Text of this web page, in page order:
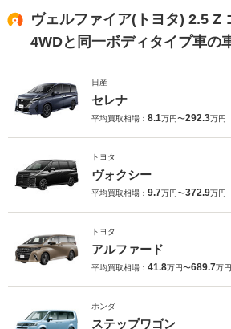
ヴェルファイア(トヨタ) 2.5 Z
4WDと同一ボディタイプ車の
日産
セレナ
平均買取相場： 8.1万円〜292.3万円
トヨタ
ヴォクシー
平均買取相場： 9.7万円〜372.9万円
トヨタ
アルファード
平均買取相場： 41.8万円〜689.7万円
ホンダ
ステップワゴン